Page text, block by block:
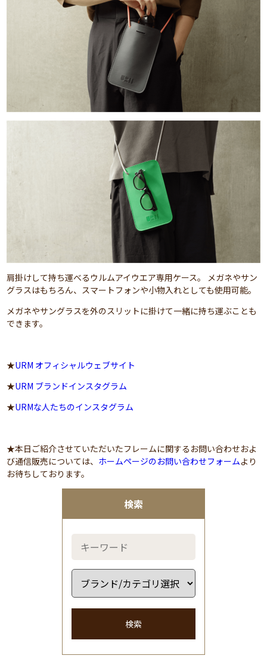
検索
検索
肩掛けして持ち運べるウルムアイウエア専用ケース。 メガネやサン
グラスはもちろん、スマートフォンや小物入れとしても使用可能。
メガネやサングラスを外のスリットに掛けて一緒に持ち運ぶことも
できます。
★URM オフィシャルウェブサイト
★URM ブランドインスタグラム
★URMな人たちのインスタグラム
★本日ご紹介させていただいたフレームに関するお問い合わせおよ
び通信販売については、 ホームページのお問い合わせフォームより
お待ちしております。